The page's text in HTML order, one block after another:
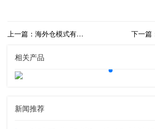
上一篇：海外仓模式有哪几种？海外仓运营模式解析
相关产品
新闻推荐